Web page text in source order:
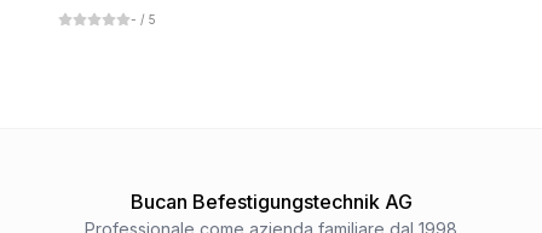
- / 5
Bucan Befestigungstechnik AG
Professionale come azienda familiare dal 1998